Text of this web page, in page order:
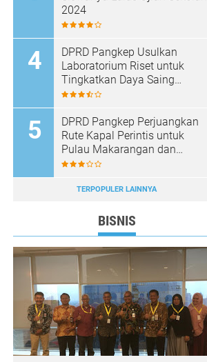
2024
DPRD Pangkep Usulkan
Laboratorium Riset untuk
Tingkatkan Daya Saing
Produk Unggulan
DPRD Pangkep Perjuangkan
Rute Kapal Perintis untuk
Pulau Makarangan dan
Langkoteang
TERPOPULER LAINNYA
BISNIS